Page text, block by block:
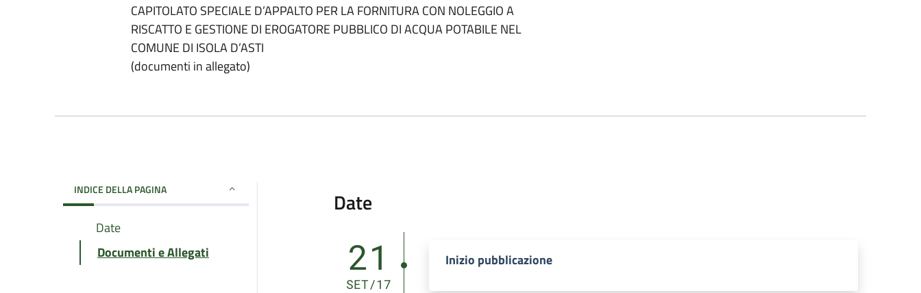
CAPITOLATO SPECIALE D’APPALTO PER LA FORNITURA CON NOLEGGIO A
RISCATTO E GESTIONE DI EROGATORE PUBBLICO DI ACQUA POTABILE NEL
COMUNE DI ISOLA D’ASTI
(documenti in allegato)
INDICE DELLA PAGINA
Date
Documenti e Allegati
Date
21
SET/17
Inizio pubblicazione